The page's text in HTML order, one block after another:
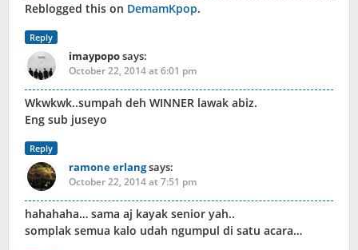
Reblogged this on DemamKpop.
Reply
imaypoposays:
October 22, 2014 at 6:01 pm
Wkwkwk..sumpah deh WINNER lawak abiz.
Eng sub juseyo
Reply
ramone erlangsays:
October 22, 2014 at 7:51 pm
hahahaha… sama aj kayak senior yah..
somplak semua kalo udah ngumpul di satu acara…